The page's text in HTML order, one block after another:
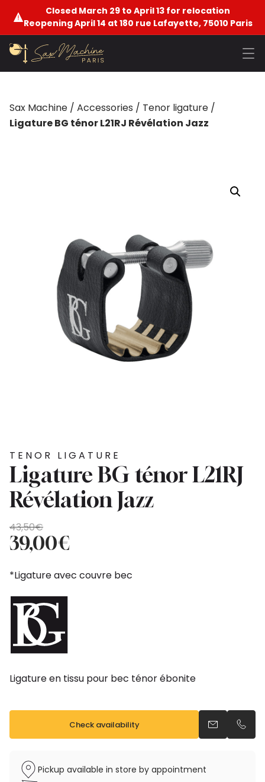
Closed March 29 to April 13 for relocation
Reopening April 14 at 180 rue Lafayette, 75010 Paris
Sax Machine / Accessories / Tenor ligature /
Ligature BG ténor L21RJ Révélation Jazz
TENOR LIGATURE
Ligature BG ténor L21RJ
Révélation Jazz
43,50€
Original
price
was:
43,50€.
39,00€
Current
price
is:
39,00€.
*Ligature avec couvre bec
Ligature en tissu pour bec ténor ébonite
Check availability Send anCall
Pickup available in store by appointment